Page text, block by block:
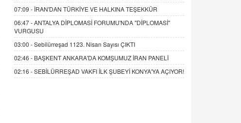
07:09 - İRAN'DAN TÜRKİYE VE HALKINA TEŞEKKÜR
06:47 -ANTALYA DİPLOMASİ FORUMU'NDA "DİPLOMASİ"
VURGUSU
03:00 -Sebilürreşad 1123. Nisan Sayısı ÇIKTI
02:46 - BAŞKENT ANKARA'DA KOMŞUMUZ İRAN PANELİ
02:16 -SEBİLÜRREŞAD VAKFI İLK ŞUBEYİ KONYA'YA AÇIYOR!